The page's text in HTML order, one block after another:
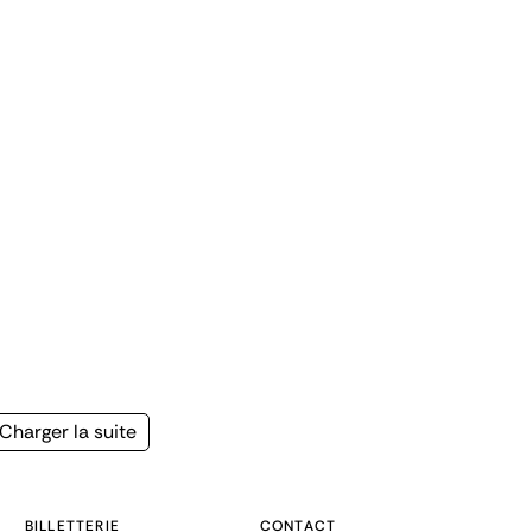
Page
Charger la suite
BILLETTERIE CONTACT